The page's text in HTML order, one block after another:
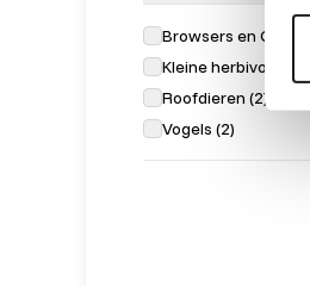
Browsers en Grazers
Kleine herbivoren
Roofdieren (2)
Vogels (2)